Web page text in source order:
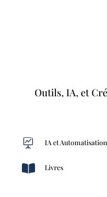
Outils, IA, et
 IA et Automatisation
 Livres